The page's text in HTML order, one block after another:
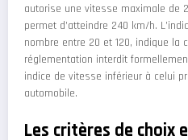
autorise une vitesse maximale de
permet d’atteindre 240 km/h.
nombre entre 20 et 120, indique la
réglementation interdit
indice de vitesse inférieur à celui
automobile.
Les critères de choix